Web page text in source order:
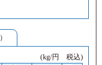
(kg/円 税込)